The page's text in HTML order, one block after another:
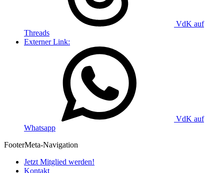
VdK auf
Threads
Externer Link:
VdK auf
Whatsapp
FooterMeta-Navigation
Jetzt Mitglied werden!
Kontakt